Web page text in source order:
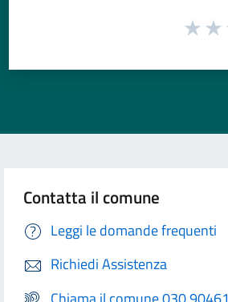
Contatta il comune
Leggi le domande frequenti
Richiedi Assistenza